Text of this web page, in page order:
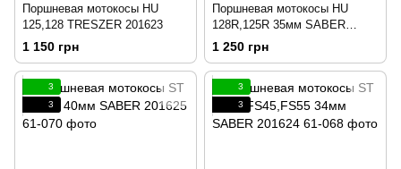
Поршневая мотокосы HU
125,128 TRESZER 201623
1 150 грн
Поршневая мотокосы HU
128R,125R 35мм SABER
201626
1 250 грн
3
3
3
3